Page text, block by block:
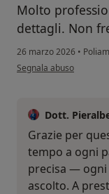
Molto
dettagli. Non
26 marzo 2026 •
secondo l'opinione
Segnala abuso
Dott.
Grazie per
tempo a ogni
precisa — ogni
ascolto. A